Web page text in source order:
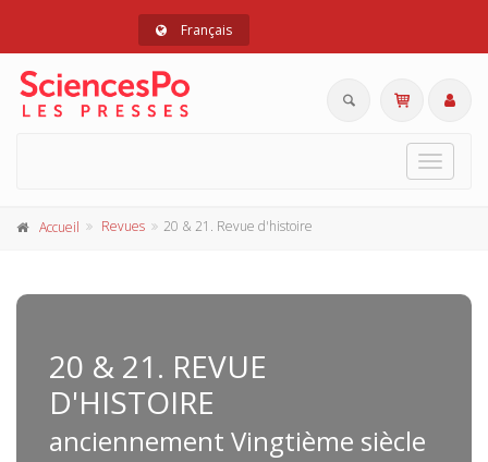
Français
Toggle
Accueil Revues 20 & 21. Revue d'histoire
20 & 21. REVUE
D'HISTOIRE
anciennement Vingtième siècle